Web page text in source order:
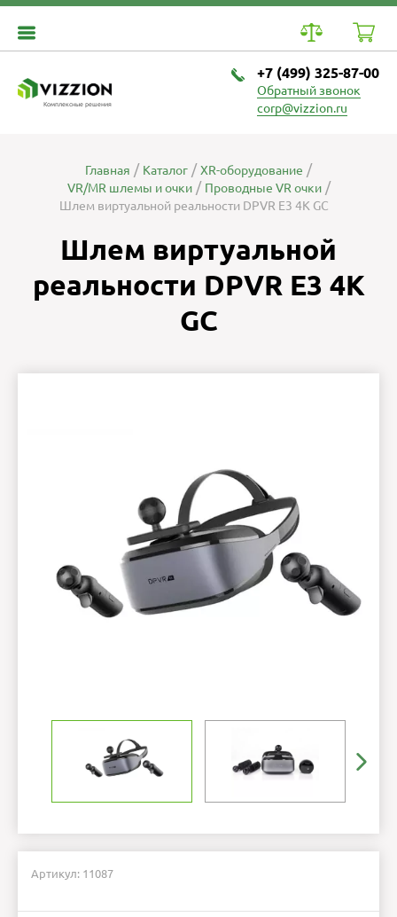
Комплексные решения
+7 (499) 325-87-00
Обратный звонок
corp@vizzion.ru
Главная Каталог
XR-оборудование
VR/MR шлемы и очки
Проводные VR очки
Шлем виртуальной реальности DPVR E3 4K GC
Шлем виртуальной
реальности DPVR E3 4K
GC
Артикул: 11087